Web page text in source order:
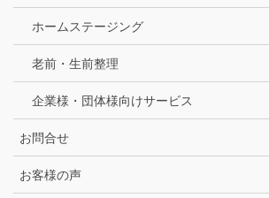
ホームステージング
老前・生前整理
企業様・団体様向けサービス
お問合せ
お客様の声